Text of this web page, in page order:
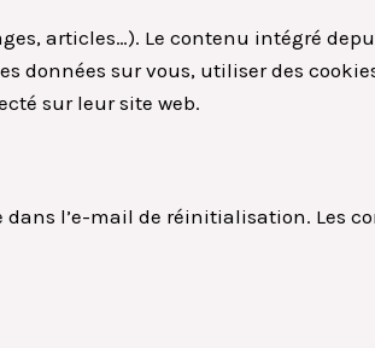
articles…). Le contenu intégré
données sur vous, utiliser des
sur leur site web.
l’e-mail de réinitialisation. Les